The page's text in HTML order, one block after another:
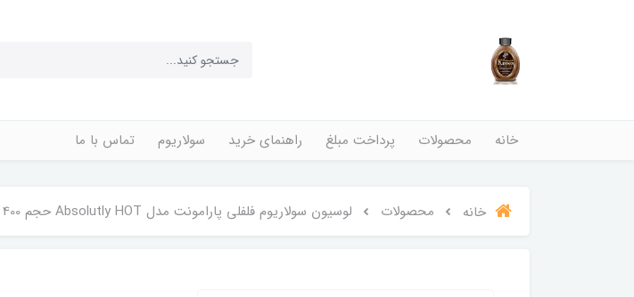
خانه محصولات پرداخت مبلغ راهنمای خرید سولاریوم تماس با ما
خانه محصولات لوسیون سولاریوم فلفلی پارامونت مدل Absolutly HOT حجم 400 میل